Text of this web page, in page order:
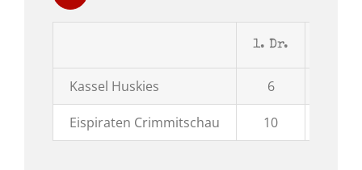
1. Dr.
Kassel Huskies 6
Eispiraten Crimmitschau 10